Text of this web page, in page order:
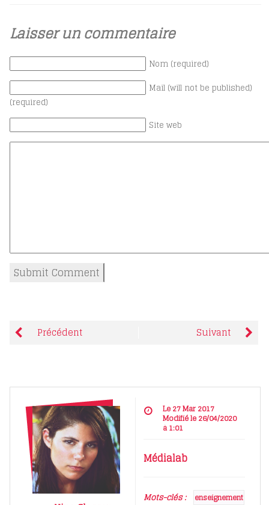
Laisser un commentaire
Nom (required)
Mail (will not be published)
(required)
Site web
Précédent Suivant
Le 27 Mar 2017
Modifié le 26/04/2020
à 1:01
Médialab
Mots-clés :
enseignement